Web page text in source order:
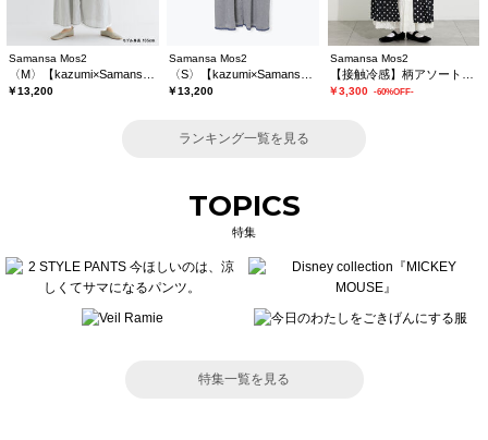
Samansa Mos2
￥13,200
Samansa Mos2
￥13,200
Samansa Mos2
￥3,300 -60%OFF-
ランキング一覧を見る
TOPICS
特集
特集一覧を見る